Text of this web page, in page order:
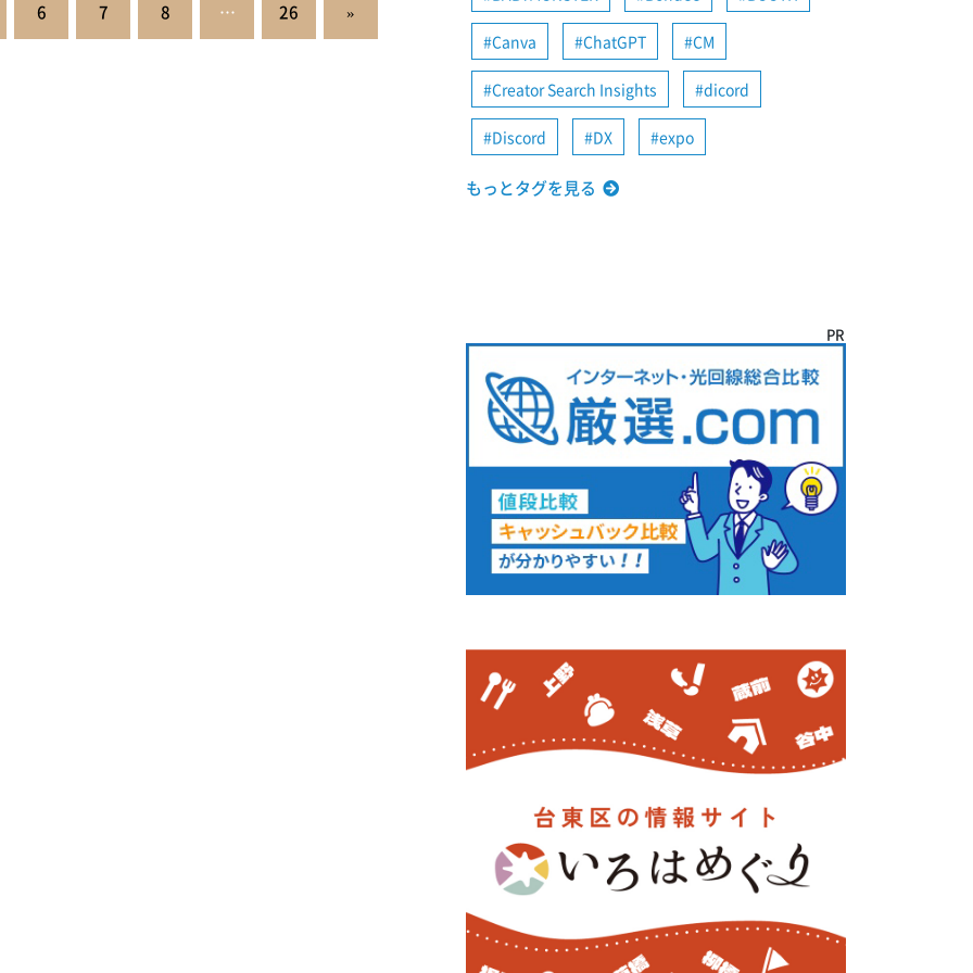
6 7 8 … 26 »
Canva ChatGPT CM
Creator Search Insights dicord
Discord DX expo
もっとタグを見る
PR